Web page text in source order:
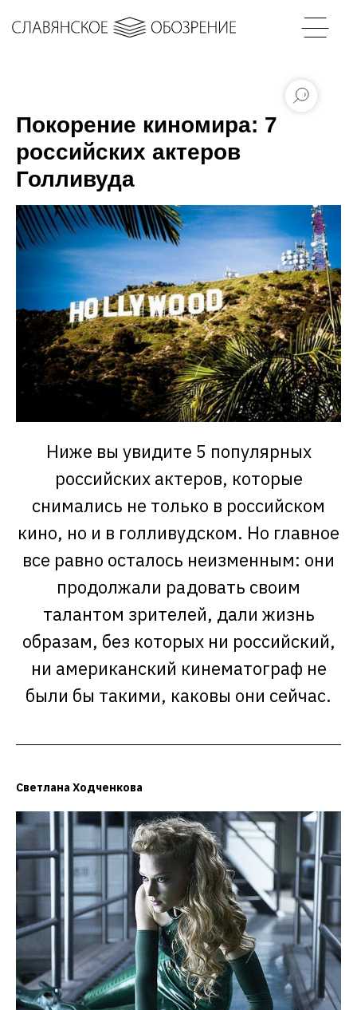
Покорение киномира: 7
российских актеров
Голливуда
Ниже вы увидите 5 популярных
российских актеров, которые
снимались не только в российском
кино, но и в голливудском. Но главное
все равно осталось неизменным: они
продолжали радовать своим
талантом зрителей, дали жизнь
образам, без которых ни российский,
ни американский кинематограф не
были бы такими, каковы они сейчас.
Светлана Ходченкова